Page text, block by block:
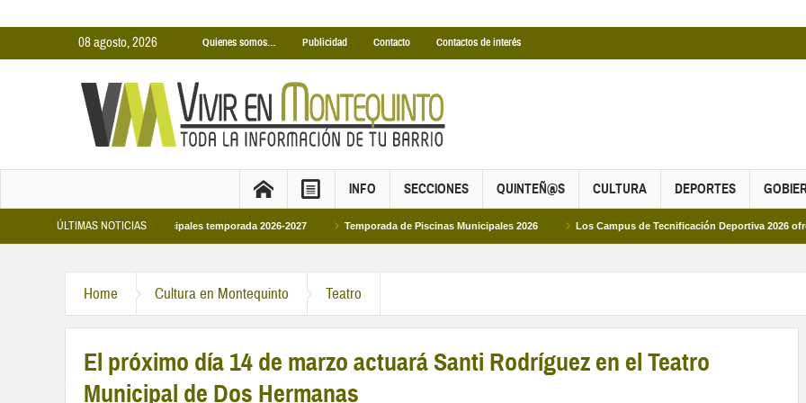
08 agosto, 2026 Quienes somos… Publicidad Contacto Contactos de interés
INFO SECCIONES QUINTEÑ@S CULTURA DEPORTES
ÚLTIMAS NOTICIAS
Cubiertas Municipales temporada 2026-2027 Temporada de Piscinas Municipales 2026 Los Campus de Tecnificación Deportiva 2026 ofrecen
Home Cultura en Montequinto Teatro
El próximo día 14 de marzo actuará Santi Rodríguez en el Teatro
Municipal de Dos Hermanas